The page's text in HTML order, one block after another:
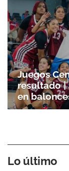
Juegos
resultado |
en
Lo último